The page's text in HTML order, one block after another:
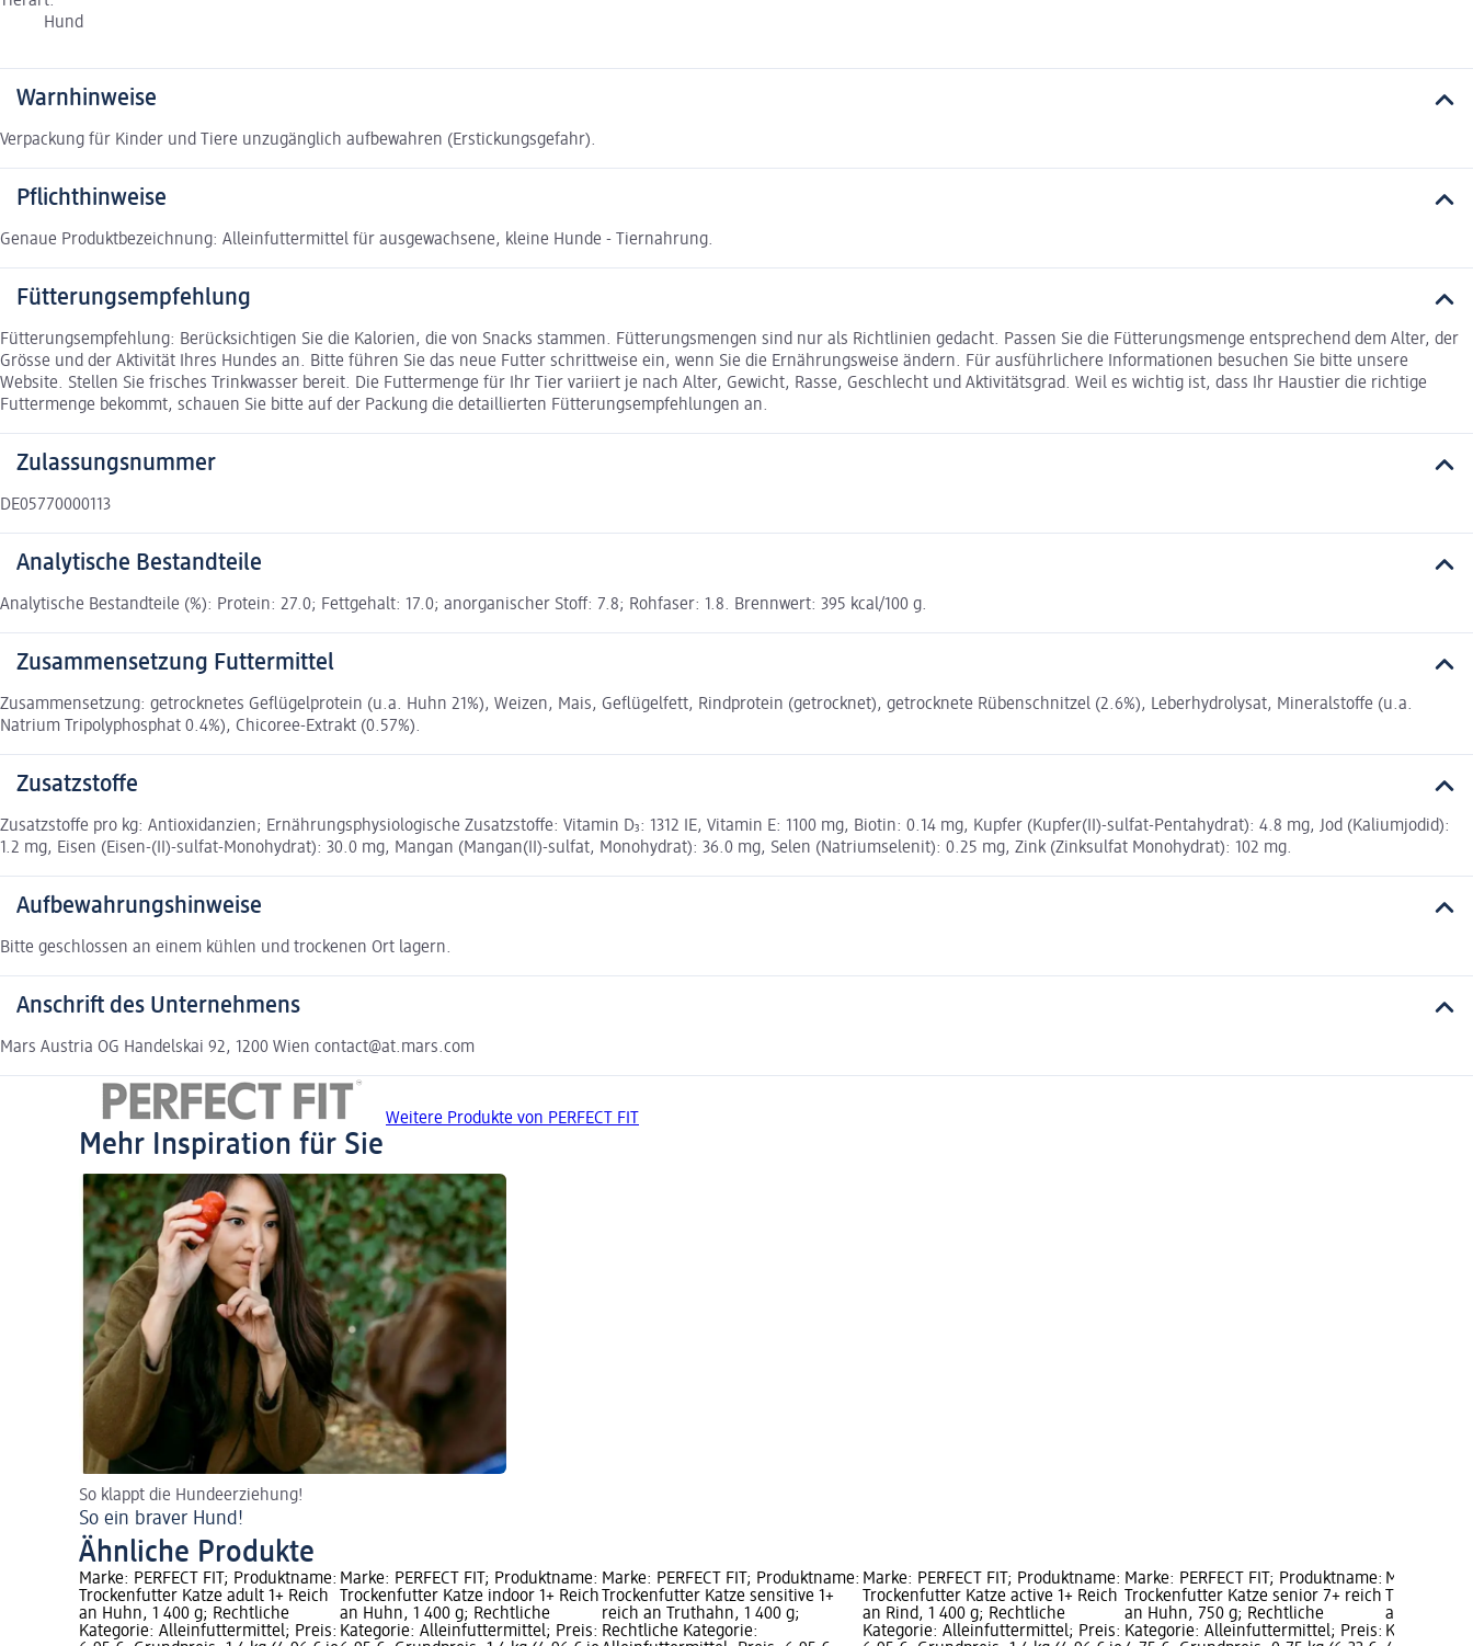
Hund
Warnhinweise
Verpackung für Kinder und Tiere unzugänglich aufbewahren (Erstickungsgefahr).
Pflichthinweise
Genaue Produktbezeichnung: Alleinfuttermittel für ausgewachsene, kleine Hunde - Tiernahrung.
Fütterungsempfehlung
Fütterungsempfehlung: Berücksichtigen Sie die Kalorien, die von Snacks stammen. Fütterungsmengen sind nur als Richtlinien gedacht. Passen Sie die Fütterungsmenge entsprechend dem Alter, der
Grösse und der Aktivität Ihres Hundes an. Bitte führen Sie das neue Futter schrittweise ein, wenn Sie die Ernährungsweise ändern. Für ausführlichere Informationen besuchen Sie bitte unsere
Website. Stellen Sie frisches Trinkwasser bereit. Die Futtermenge für Ihr Tier variiert je nach Alter, Gewicht, Rasse, Geschlecht und Aktivitätsgrad. Weil es wichtig ist, dass Ihr Haustier die richtige
Futtermenge bekommt, schauen Sie bitte auf der Packung die detaillierten Fütterungsempfehlungen an.
Zulassungsnummer
DE05770000113
Analytische Bestandteile
Analytische Bestandteile (%): Protein: 27.0; Fettgehalt: 17.0; anorganischer Stoff: 7.8; Rohfaser: 1.8. Brennwert: 395 kcal/100 g.
Zusammensetzung Futtermittel
Zusammensetzung: getrocknetes Geflügelprotein (u.a. Huhn 21%), Weizen, Mais, Geflügelfett, Rindprotein (getrocknet), getrocknete Rübenschnitzel (2.6%), Leberhydrolysat, Mineralstoffe (u.a.
Natrium Tripolyphosphat 0.4%), Chicoree-Extrakt (0.57%).
Zusatzstoffe
Zusatzstoffe pro kg: Antioxidanzien; Ernährungsphysiologische Zusatzstoffe: Vitamin D₃: 1312 IE, Vitamin E: 1100 mg, Biotin: 0.14 mg, Kupfer (Kupfer(II)-sulfat-Pentahydrat): 4.8 mg, Jod (Kaliumjodid):
1.2 mg, Eisen (Eisen-(II)-sulfat-Monohydrat): 30.0 mg, Mangan (Mangan(II)-sulfat, Monohydrat): 36.0 mg, Selen (Natriumselenit): 0.25 mg, Zink (Zinksulfat Monohydrat): 102 mg.
Aufbewahrungshinweise
Bitte geschlossen an einem kühlen und trockenen Ort lagern.
Anschrift des Unternehmens
Mars Austria OG Handelskai 92, 1200 Wien contact@at.mars.com
Weitere Produkte von PERFECT FIT
Mehr Inspiration für Sie
So klappt die Hundeerziehung!
So ein braver Hund!
Ähnliche Produkte
Marke: PERFECT FIT; Produktname:
Trockenfutter Katze adult 1+ Reich
an Huhn, 1 400 g; Rechtliche
Kategorie: Alleinfuttermittel; Preis:
Marke: PERFECT FIT; Produktname:
Trockenfutter Katze indoor 1+ Reich
an Huhn, 1 400 g; Rechtliche
Kategorie: Alleinfuttermittel; Preis:
Marke: PERFECT FIT; Produktname:
Trockenfutter Katze sensitive 1+
reich an Truthahn, 1 400 g;
Rechtliche Kategorie:
Marke: PERFECT FIT; Produktname:
Trockenfutter Katze active 1+ Reich
an Rind, 1 400 g; Rechtliche
Kategorie: Alleinfuttermittel; Preis:
Marke: PERFECT FIT; Produktname:
Trockenfutter Katze senior 7+ reich
an Huhn, 750 g; Rechtliche
Kategorie: Alleinfuttermittel; Preis:
Marke:
an Rind,
Kategorie: